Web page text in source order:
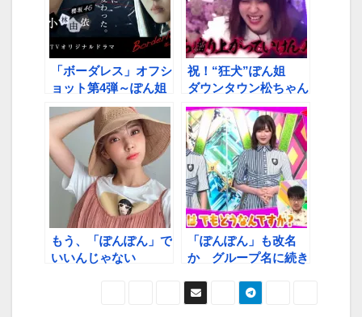
「ボーダレス」オフシ
ョット第4弾～ぽん姐
かわいい！
祝！“狂犬”ぽん姐
ダウンタウン松ちゃん
からお墨付き！
もう、「ぽんぽん」で
いいんじゃない
「ぽんぽん」も改名
か グループ名に続き